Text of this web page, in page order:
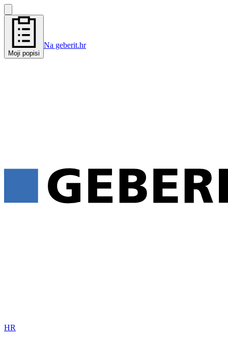
Moji popisi
Na geberit.hr
HR